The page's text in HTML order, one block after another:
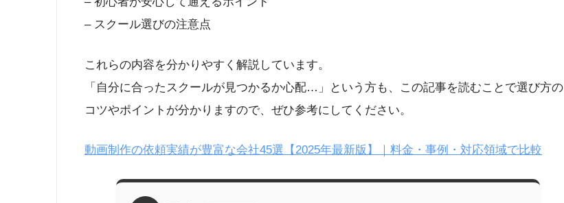
– スクール選びの注意点
これらの内容を分かりやすく解説しています。
「自分に合ったスクールが見つかるか心配…」という方も、この記事を読むことで選び方の
コツやポイントが分かりますので、ぜひ参考にしてください。
動画制作の依頼実績が豊富な会社45選【2025年最新版】｜料金・事例・対応領域で比較